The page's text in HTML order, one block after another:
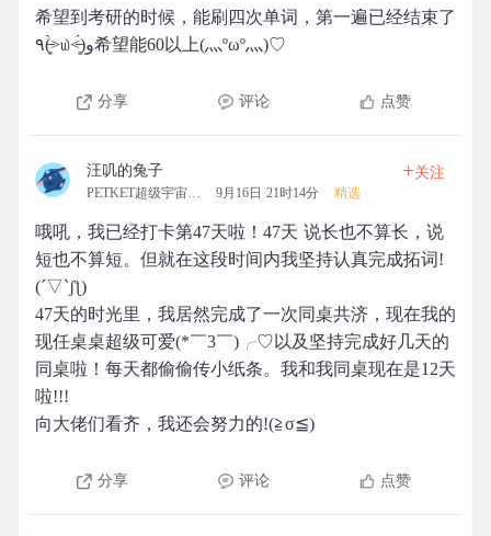
希望到考研的时候，能刷四次单词，第一遍已经结束了
٩(˃̶͈̀௰˂̶͈́)و希望能60以上(灬ºωº灬)♡
分享 评论 点赞
汪叽的兔子
PETKET超级宇宙拓团 9月16日 21时14分 精选
+关注
哦吼，我已经打卡第47天啦！47天 说长也不算长，说
短也不算短。但就在这段时间内我坚持认真完成拓词!
(´▽`ʃƪ)
47天的时光里，我居然完成了一次同桌共济，现在我的
现任桌桌超级可爱(*￣3￣)╭♡以及坚持完成好几天的
同桌啦！每天都偷偷传小纸条。我和我同桌现在是12天
啦!!!
向大佬们看齐，我还会努力的!(≧σ≦)
分享 评论 点赞